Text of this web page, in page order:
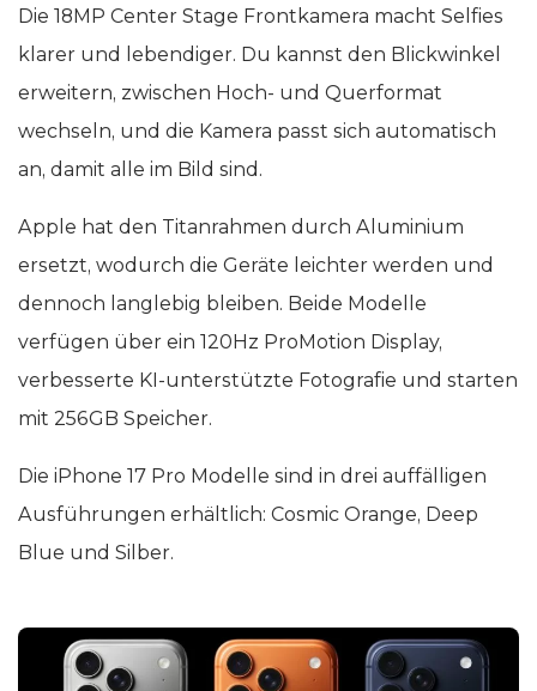
Die 18MP Center Stage Frontkamera macht Selfies
klarer und lebendiger. Du kannst den Blickwinkel
erweitern, zwischen Hoch- und Querformat
wechseln, und die Kamera passt sich automatisch
an, damit alle im Bild sind.
Apple hat den Titanrahmen durch Aluminium
ersetzt, wodurch die Geräte leichter werden und
dennoch langlebig bleiben. Beide Modelle
verfügen über ein 120Hz ProMotion Display,
verbesserte KI-unterstützte Fotografie und starten
mit 256GB Speicher.
Die iPhone 17 Pro Modelle sind in drei auffälligen
Ausführungen erhältlich: Cosmic Orange, Deep
Blue und Silber.